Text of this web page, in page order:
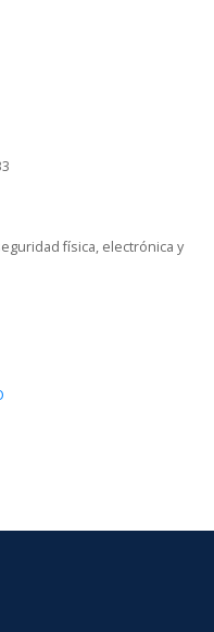
física, electrónica y